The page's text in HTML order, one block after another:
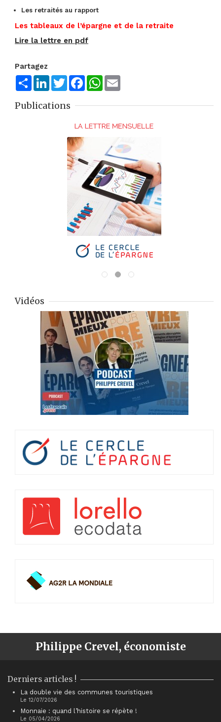
Les retraités au rapport
Les tableaux de l’épargne et de la retraite
Lire la lettre en pdf
Partagez
ShareLinkedInTwitterFacebookWhatsApp
Publications
Vidéos
Philippe Crevel, économiste
Derniers articles !
La double vie des communes touristiques
Le 12/07/2026
Monnaie : quand l’histoire se répète !
Le 05/04/2026